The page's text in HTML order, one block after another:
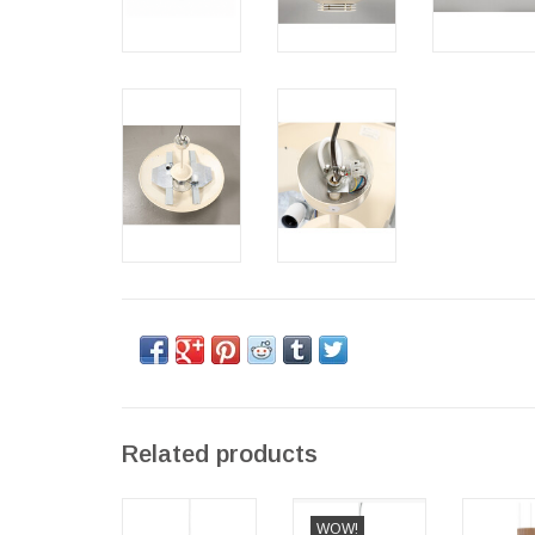
Related products
WOW!
(BARGAIN